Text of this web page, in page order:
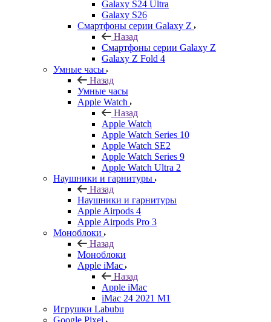
Galaxy S24 Ultra
Galaxy S26
Смартфоны серии Galaxy Z
Назад
Смартфоны серии Galaxy Z
Galaxy Z Fold 4
Умные часы
Назад
Умные часы
Apple Watch
Назад
Apple Watch
Apple Watch Series 10
Apple Watch SE2
Apple Watch Series 9
Apple Watch Ultra 2
Наушники и гарнитуры
Назад
Наушники и гарнитуры
Apple Airpods 4
Apple Airpods Pro 3
Моноблоки
Назад
Моноблоки
Apple iMac
Назад
Apple iMac
iMac 24 2021 M1
Игрушки Labubu
Google Pixel